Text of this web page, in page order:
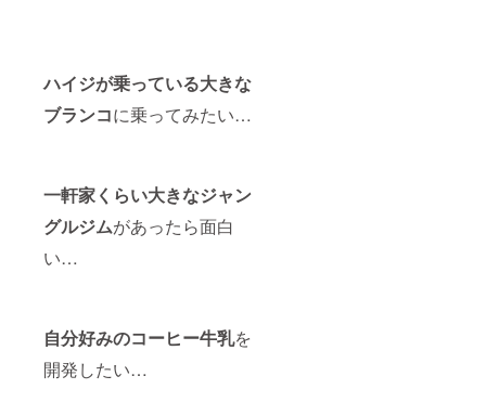
ハイジが乗っている大きな
ブランコに乗ってみたい…
一軒家くらい大きなジャン
グルジムがあったら面白
い…
自分好みのコーヒー牛乳を
開発したい…